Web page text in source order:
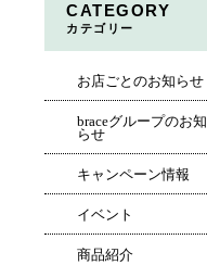
CATEGORY
カテゴリー
お店ごとのお知らせ
braceグループのお知
らせ
キャンペーン情報
イベント
商品紹介